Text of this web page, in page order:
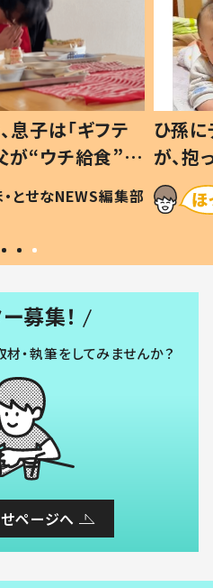
息子は「ギフテ
が“ウチ給食”を
とは #令和の親
・とせなNEWS編集部
ひ孫
が、
「涙が
い」
募集！
・執筆をしてみませんか？
ページへ